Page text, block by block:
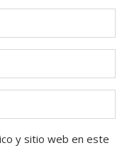
y sitio web en este